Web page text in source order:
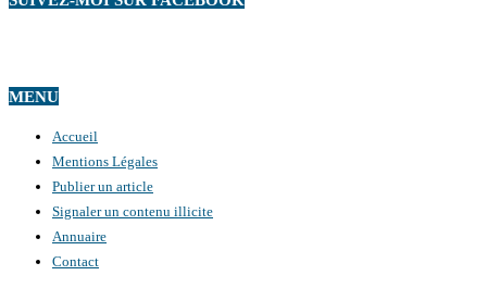
MENU
Accueil
Mentions Légales
Publier un article
Signaler un contenu illicite
Annuaire
Contact